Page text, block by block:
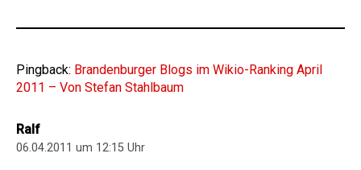
Pingback: Brandenburger Blogs im Wikio-Ranking April
2011 – Von Stefan Stahlbaum
Ralf
06.04.2011 um 12:15 Uhr